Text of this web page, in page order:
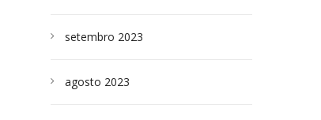
setembro 2023
agosto 2023